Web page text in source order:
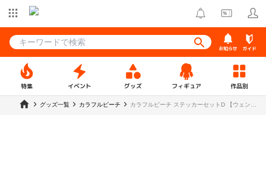
お知らせ ガイド
特集 イベント グッズ フィギュア 作品別
グッズ一覧 カラフルピーチ
カラフルピーチ ステッカーセットD 【ウェンデ